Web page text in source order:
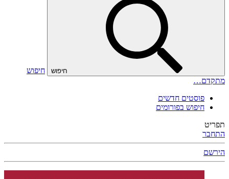
חיפוש
חיפוש
מתקדם…
פוסטים חדשים
חיפוש בפורומים
תפריט
התחבר
הירשם